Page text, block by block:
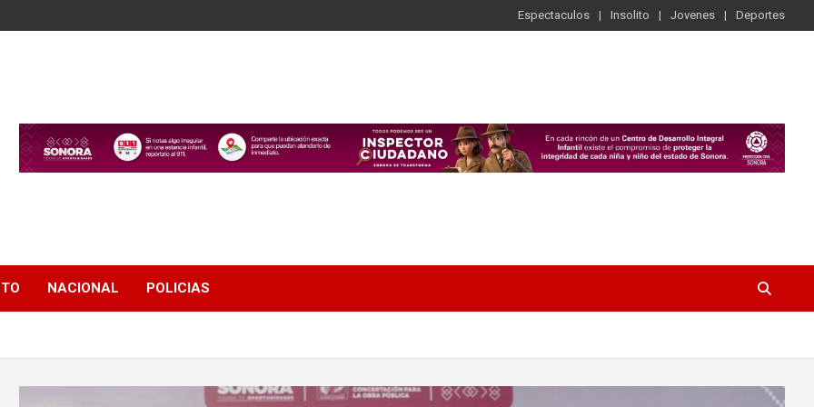
Espectaculos Insolito Jovenes Deportes
NACIONAL POLICIAS